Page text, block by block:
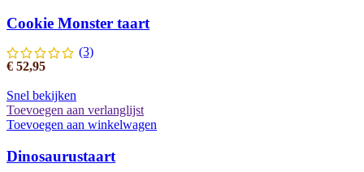
Cookie Monster taart
(3)
€ 52,95
Snel bekijken
Toevoegen aan verlanglijst
Toevoegen aan winkelwagen
Dinosaurustaart